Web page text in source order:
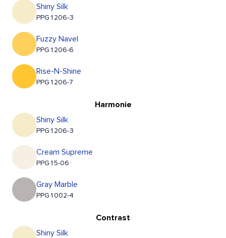
Shiny Silk
PPG1206-3
Fuzzy Navel
PPG1206-6
Rise-N-Shine
PPG1206-7
Harmonie
Shiny Silk
PPG1206-3
Cream Supreme
PPG15-06
Gray Marble
PPG1002-4
Contrast
Shiny Silk